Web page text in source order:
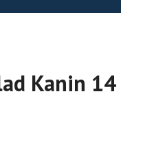
Kanin 14